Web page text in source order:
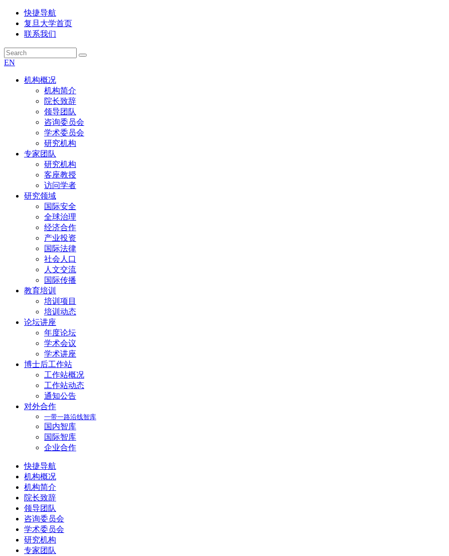
快捷导航
复旦大学首页
联系我们
EN
机构概况
机构简介
院长致辞
领导团队
咨询委员会
学术委员会
研究机构
专家团队
研究机构
客座教授
访问学者
研究领域
国际安全
全球治理
经济合作
产业投资
国际法律
社会人口
人文交流
国际传播
教育培训
培训项目
培训动态
论坛讲座
年度论坛
学术会议
学术讲座
博士后工作站
工作站概况
工作站动态
通知公告
对外合作
一带一路沿线智库
国内智库
国际智库
企业合作
快捷导航
机构概况
机构简介
院长致辞
领导团队
咨询委员会
学术委员会
研究机构
专家团队